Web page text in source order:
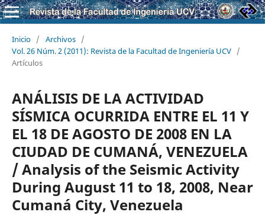
Inicio / Archivos /
Vol. 26 Núm. 2 (2011): Revista de la Facultad de Ingeniería UCV /
Artículos
ANÁLISIS DE LA ACTIVIDAD
SÍSMICA OCURRIDA ENTRE EL 11 Y
EL 18 DE AGOSTO DE 2008 EN LA
CIUDAD DE CUMANÁ, VENEZUELA
/ Analysis of the Seismic Activity
During August 11 to 18, 2008, Near
Cumaná City, Venezuela